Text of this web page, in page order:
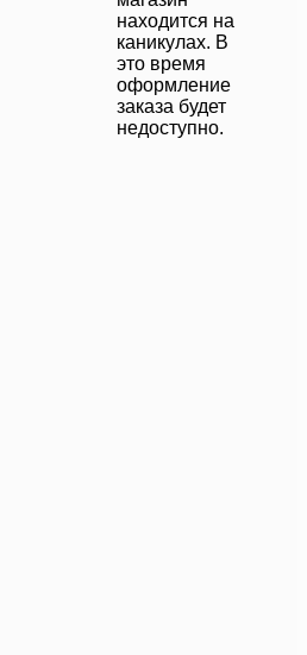
находится на
каникулах. В
это время
оформление
заказа будет
недоступно.